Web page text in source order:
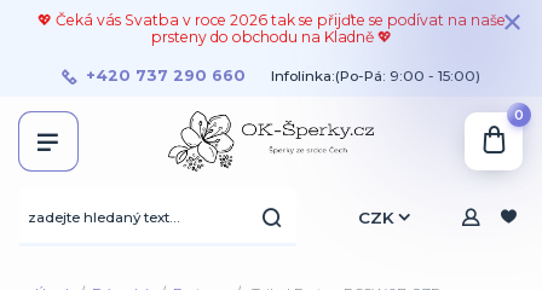
💖 Čeká vás Svatba v roce 2026 tak se přijďte se podívat na naše
prsteny do obchodu na Kladně 💖
CZK
+420 737 290 660 Infolinka:(Po-Pá: 9:00 - 15:00)
0